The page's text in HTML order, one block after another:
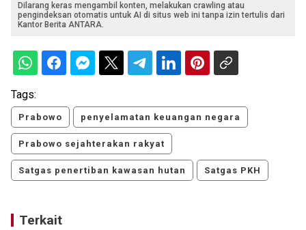
Dilarang keras mengambil konten, melakukan crawling atau
pengindeksan otomatis untuk AI di situs web ini tanpa izin tertulis dari
Kantor Berita ANTARA.
Tags:
Prabowo penyelamatan keuangan negara
Prabowo sejahterakan rakyat
Satgas penertiban kawasan hutan Satgas PKH
Terkait